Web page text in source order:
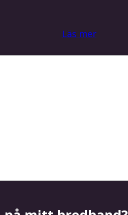
Läs mer